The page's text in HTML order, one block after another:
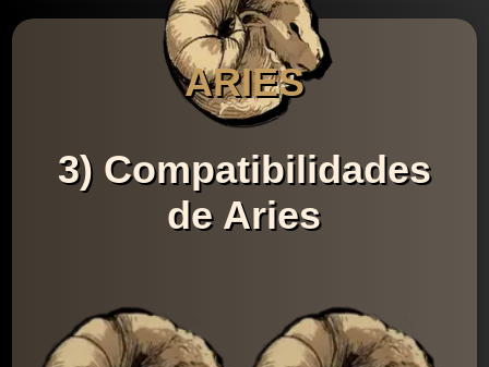
ARIES
3) Compatibilidades
de Aries